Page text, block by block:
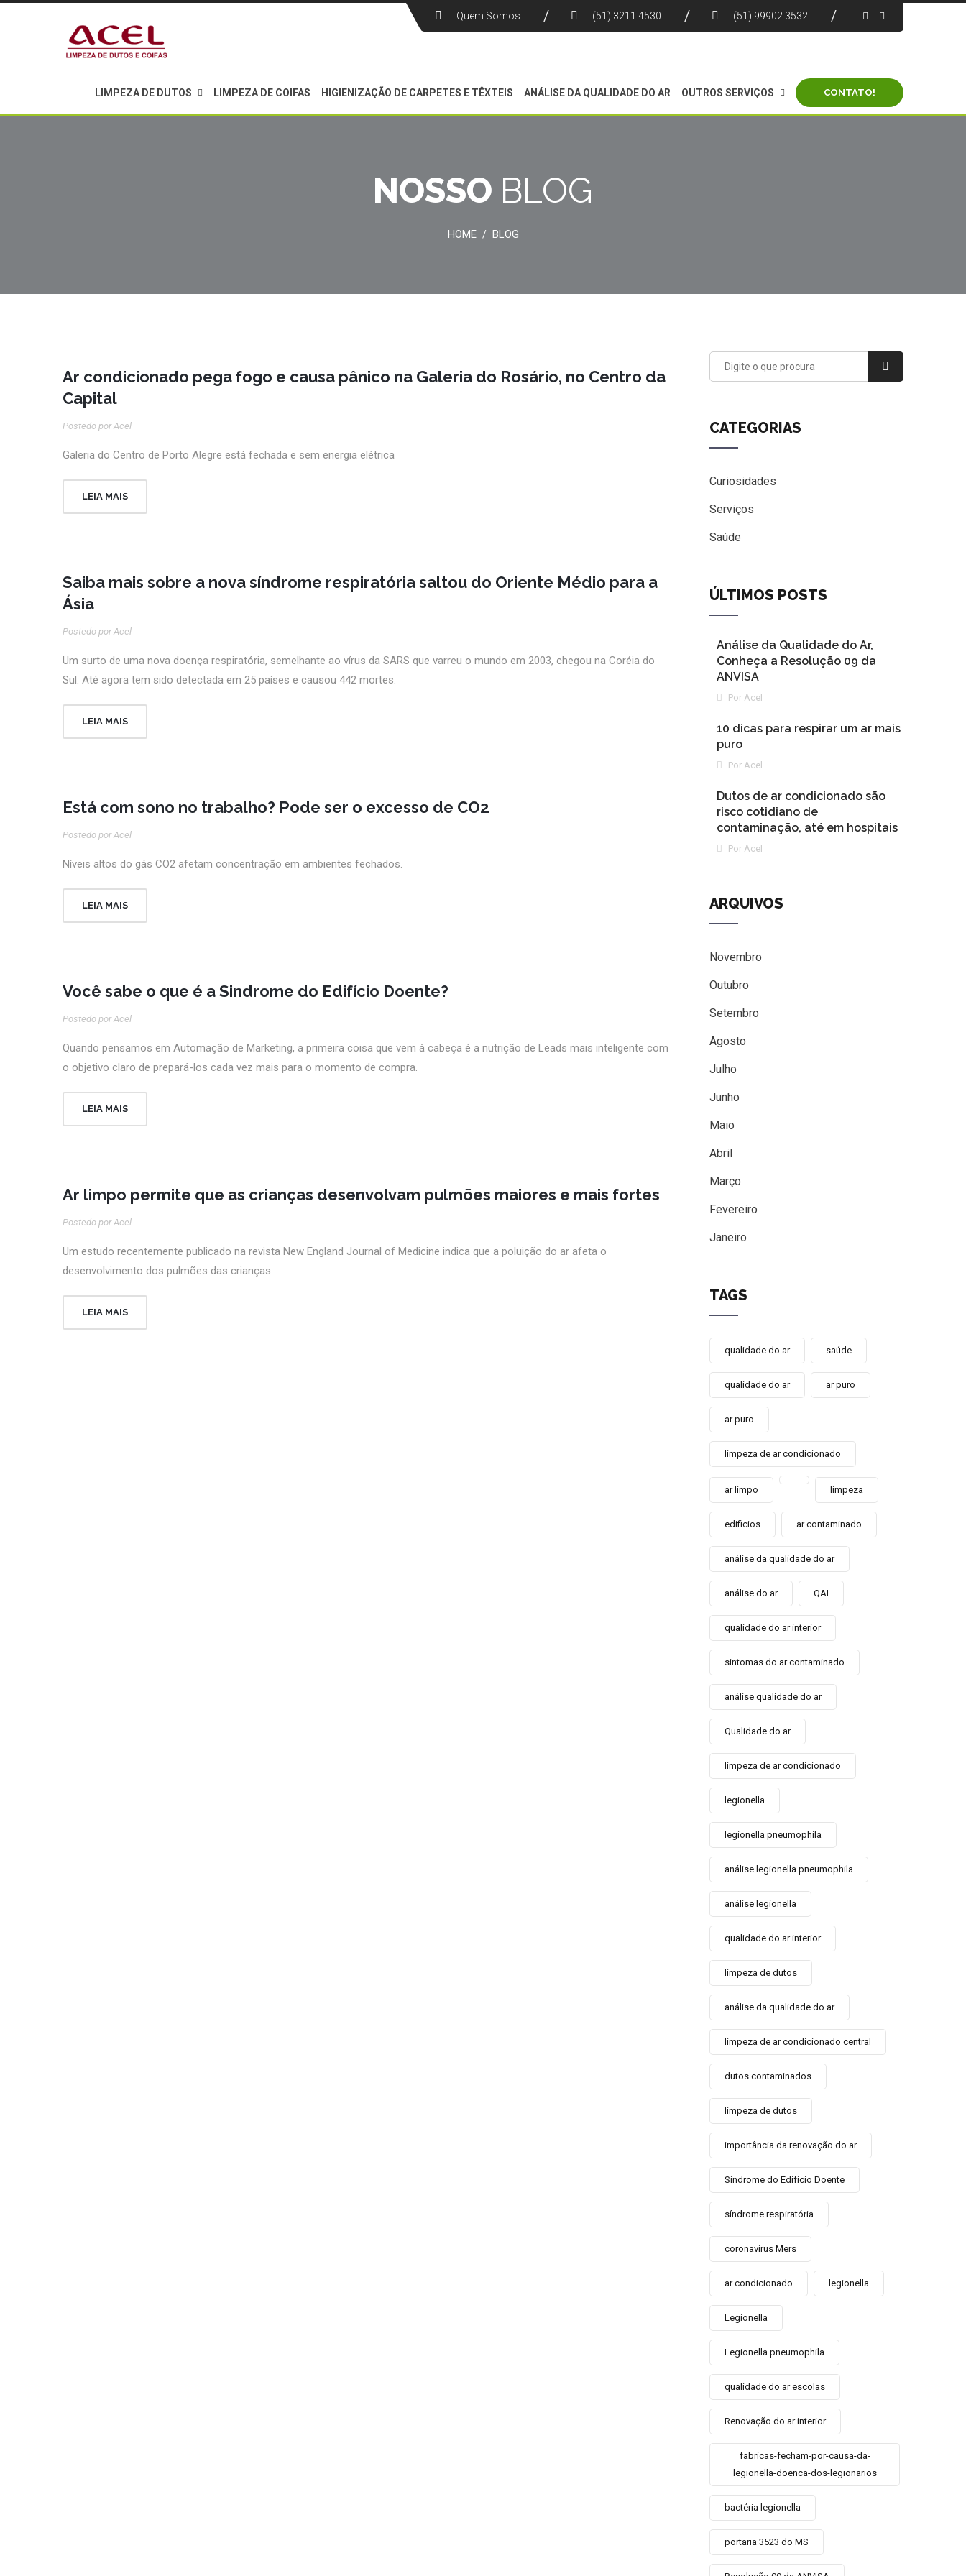
Quem Somos (51) 3211.4530 (51) 99902.3532
CONTATO!
LIMPEZA DE DUTOS LIMPEZA DE COIFAS HIGIENIZAÇÃO DE CARPETES E TÊXTEIS ANÁLISE DA QUALIDADE DO AR OUTROS SERVIÇOS
NOSSO BLOG
HOME / BLOG
Ar condicionado pega fogo e causa pânico na Galeria do Rosário, no Centro da
Capital
Postedo por Acel
Galeria do Centro de Porto Alegre está fechada e sem energia elétrica
LEIA MAIS
Saiba mais sobre a nova síndrome respiratória saltou do Oriente Médio para a
Ásia
Postedo por Acel
Um surto de uma nova doença respiratória, semelhante ao vírus da SARS que varreu o mundo em 2003, chegou na Coréia do
Sul. Até agora tem sido detectada em 25 países e causou 442 mortes.
LEIA MAIS
Está com sono no trabalho? Pode ser o excesso de CO2
Postedo por Acel
Níveis altos do gás CO2 afetam concentração em ambientes fechados.
LEIA MAIS
Você sabe o que é a Sindrome do Edifício Doente?
Postedo por Acel
Quando pensamos em Automação de Marketing, a primeira coisa que vem à cabeça é a nutrição de Leads mais inteligente com
o objetivo claro de prepará-los cada vez mais para o momento de compra.
LEIA MAIS
Ar limpo permite que as crianças desenvolvam pulmões maiores e mais fortes
Postedo por Acel
Um estudo recentemente publicado na revista New England Journal of Medicine indica que a poluição do ar afeta o
desenvolvimento dos pulmões das crianças.
LEIA MAIS
CATEGORIAS
Curiosidades
Serviços
Saúde
ÚLTIMOS POSTS
Análise da Qualidade do Ar,
Conheça a Resolução 09 da
ANVISA
Por Acel
10 dicas para respirar um ar mais
puro
Por Acel
Dutos de ar condicionado são
risco cotidiano de
contaminação, até em hospitais
Por Acel
ARQUIVOS
Novembro
Outubro
Setembro
Agosto
Julho
Junho
Maio
Abril
Março
Fevereiro
Janeiro
TAGS
qualidade do ar saúde
qualidade do ar ar puro
ar puro
limpeza de ar condicionado
ar limpo limpeza
edificios ar contaminado
análise da qualidade do ar
análise do ar QAI
qualidade do ar interior
sintomas do ar contaminado
análise qualidade do ar
Qualidade do ar
limpeza de ar condicionado
legionella
legionella pneumophila
análise legionella pneumophila
análise legionella
qualidade do ar interior
limpeza de dutos
análise da qualidade do ar
limpeza de ar condicionado central
dutos contaminados
limpeza de dutos
importância da renovação do ar
Síndrome do Edifício Doente
síndrome respiratória
coronavírus Mers
ar condicionado legionella
Legionella
Legionella pneumophila
qualidade do ar escolas
Renovação do ar interior
fabricas-fecham-por-causa-da-
legionella-doenca-dos-legionarios
bactéria legionella
portaria 3523 do MS